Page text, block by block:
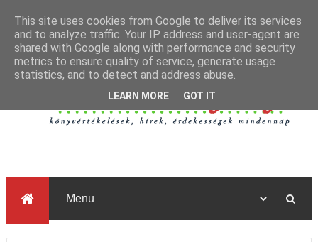
This site uses cookies from Google to deliver its services
and to analyze traffic. Your IP address and user-agent are
shared with Google along with performance and security
metrics to ensure quality of service, generate usage
statistics, and to detect and address abuse.
LEARN MORE GOT IT